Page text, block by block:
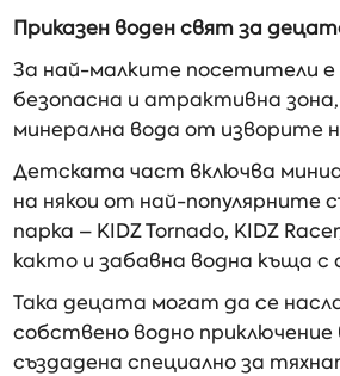
Приказен воден свят за
За най-малките посетители е
безопасна и атрактивна
минерална вода от изворите
Детската част включва
на някои от най-популярните
парка – KIDZ Tornado, KIDZ
както и забавна водна къща с
Така децата могат да се
собствено водно приключение
създадена специално за